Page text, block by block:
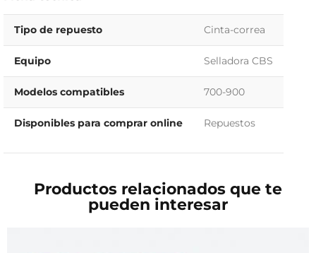
Tipo de repuesto Cinta-correa
Equipo Selladora CBS
Modelos compatibles 700-900
Disponibles para comprar online Repuestos
Productos relacionados que te
pueden interesar